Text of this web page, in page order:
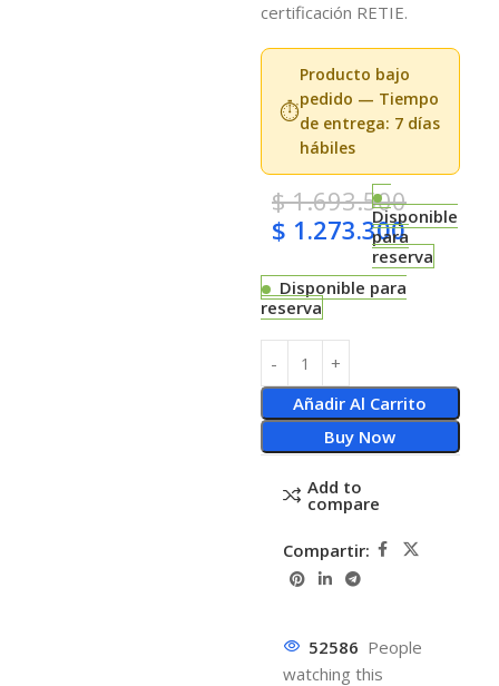
certificación RETIE.
⏱️
Producto bajo
pedido — Tiempo
de entrega: 7 días
hábiles
$1.693.500
$ 1.273.300Disponible
para
reserva
Disponible para
reserva
Añadir Al Carrito
Buy Now
Add to
compare
Compartir:
52586 People
watching this